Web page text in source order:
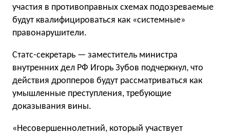
участия в противоправных схемах подозреваемые
будут квалифицироваться как «системные»
правонарушители.
Статс-секретарь — заместитель министра
внутренних дел РФ Игорь Зубов подчеркнул, что
действия дропперов будут рассматриваться как
умышленные преступления, требующие
доказывания вины.
«Несовершеннолетний, который участвует